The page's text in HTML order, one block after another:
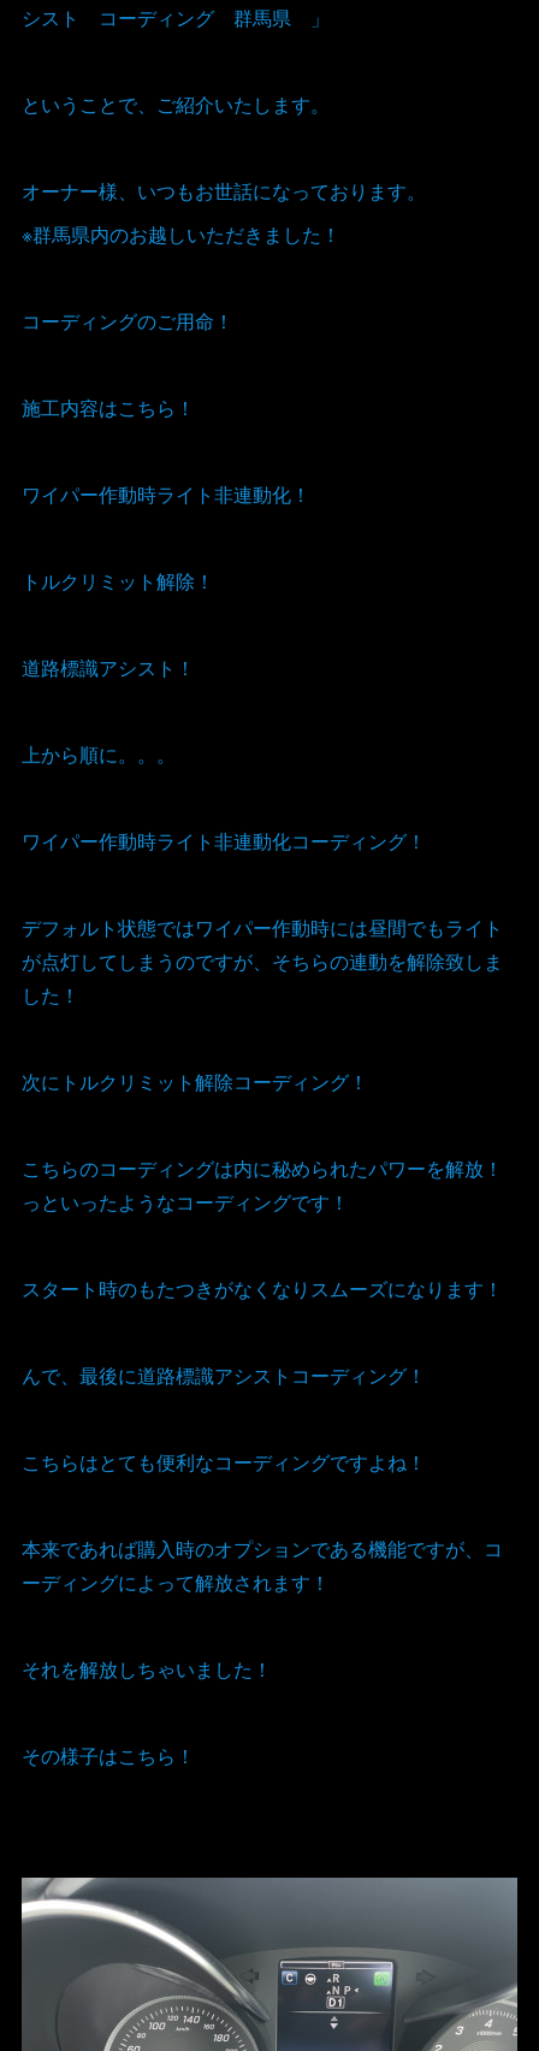
シスト コーディング 群馬県 」
ということで、ご紹介いたします。
オーナー様、いつもお世話になっております。
※群馬県内のお越しいただきました！
コーディングのご用命！
施工内容はこちら！
ワイパー作動時ライト非連動化！
トルクリミット解除！
道路標識アシスト！
上から順に。。。
ワイパー作動時ライト非連動化コーディング！
デフォルト状態ではワイパー作動時には昼間でもライト
が点灯してしまうのですが、そちらの連動を解除致しま
した！
次にトルクリミット解除コーディング！
こちらのコーディングは内に秘められたパワーを解放！
っといったようなコーディングです！
スタート時のもたつきがなくなりスムーズになります！
んで、最後に道路標識アシストコーディング！
こちらはとても便利なコーディングですよね！
本来であれば購入時のオプションである機能ですが、コ
ーディングによって解放されます！
それを解放しちゃいました！
その様子はこちら！